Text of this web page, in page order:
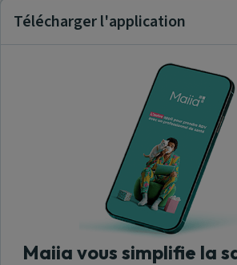
Télécharger l'application
Maiia vous simplifie la